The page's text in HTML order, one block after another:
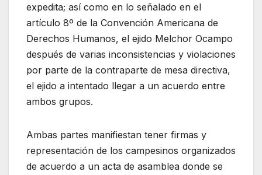
expedita; así como en lo señalado en el
artículo 8º de la Convención Americana de
Derechos Humanos, el ejido Melchor Ocampo
después de varias inconsistencias y violaciones
por parte de la contraparte de mesa directiva,
el ejido a intentado llegar a un acuerdo entre
ambos grupos.
Ambas partes manifiestan tener firmas y
representación de los campesinos organizados
de acuerdo a un acta de asamblea donde se